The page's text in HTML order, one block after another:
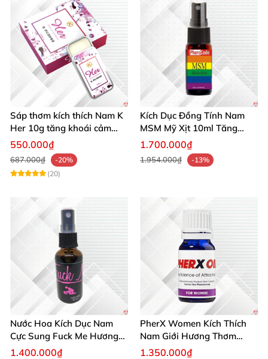
Sáp thơm kích thích Nam K
Her 10g tăng khoái cảm
phái mạnh
550.000₫
687.000₫
-20%
(20)
Kích Dục Đồng Tính Nam
MSM Mỹ Xịt 10ml Tăng
Ham Muốn Gay
1.700.000₫
1.954.000₫ -13%
Nước Hoa Kích Dục Nam
Cực Sung Fuck Me Hương
Thơm Gợi Tình
1.400.000₫
PherX Women Kích Thích
Nam Giới Hương Thơm
Quyến Rũ Độc Quyền
1.350.000₫